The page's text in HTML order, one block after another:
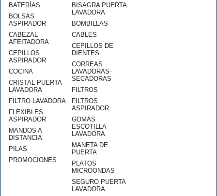
BATERÍAS
BOLSAS
ASPIRADOR
CABEZAL
AFEITADORA
CEPILLOS
ASPIRADOR
COCINA
CRISTAL PUERTA
LAVADORA
FILTRO LAVADORA
FLEXIBLES
ASPIRADOR
MANDOS A
DISTANCIA
PILAS
PROMOCIONES
BISAGRA PUERTA
LAVADORA
BOMBILLAS
CABLES
CEPILLOS DE
DIENTES
CORREAS
LAVADORAS-
SECADORAS
FILTROS
FILTROS
ASPIRADOR
GOMAS
ESCOTILLA
LAVADORA
MANETA DE
PUERTA
PLATOS
MICROONDAS
SEGURO PUERTA
LAVADORA